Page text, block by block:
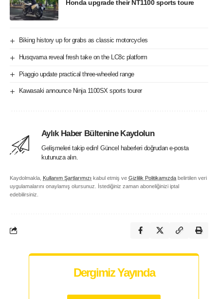
Honda upgrade their NT1100 sports toure
Biking history up for grabs as classic motorcycles
Husqvarna reveal fresh take on the LC8c platform
Piaggio update practical three-wheeled range
Kawasaki announce Ninja 1100SX sports tourer
Aylık Haber Bültenine Kaydolun
Gelişmeleri takip edin! Güncel haberleri doğrudan e-posta
kutunuza alın.
Kaydolmakla, Kullanım Şartlarımızı kabul etmiş ve Gizlilik Politikamızda belirtilen veri
uygulamalarını onaylamış olursunuz. İstediğiniz zaman aboneliğinizi iptal
edebilirsiniz.
Dergimiz Yayında